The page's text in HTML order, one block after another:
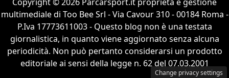
Copyright © 2026 Parcarsport.it proprietà e gestione
multimediale di Too Bee Srl - Via Cavour 310 - 00184 Roma -
P.Iva 17773611003 - Questo blog non è una testata
giornalistica, in quanto viene aggiornato senza alcuna
periodicità. Non può pertanto considerarsi un prodotto
editoriale ai sensi della legge n. 62 del 07.03.2001
Change privacy settings